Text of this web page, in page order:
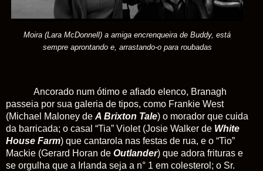
Moira (Lara McDonnell) a amiga encrenqueira de Buddy, está
sempre aprontando e, arrastando-o para roubadas
Ancorado num ótimo e afiado elenco, Branagh
passeia por sua galeria de tipos, como Frankie West
(Michael Maloney de A Brixton Tale) o morador que cuida
da barricada; o casal “Tia” Violet (Josie Walker de White
House Farm) que cantarola nas festas de rua, e o “Tio”
Mackie (Gerard Horan de Outlander) que adora frituras e
se orgulha que a Irlanda seja a n° 1 em colesterol; o Sr.